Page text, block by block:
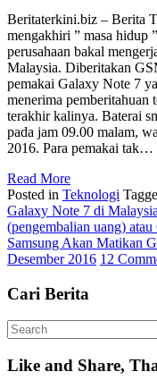
Beritaterkini.biz – Berita
mengakhiri ” masa hidup
perusahaan bakal
Malaysia. Diberitakan
pemakai Galaxy Note 7
menerima pemberitahuan
terakhir kalinya. Baterai
pada jam 09.00 malam,
2016. Para pemakai tak…
Read More
Posted in Teknologi
Galaxy Note 7 di
(pengembalian uang)
Samsung Akan Matikan
Desember 2016 12
Cari Berita
Like and Share,